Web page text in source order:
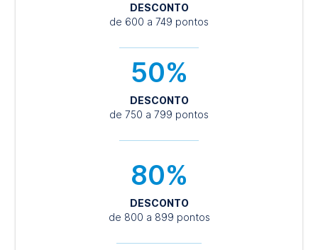
DESCONTO
de 600 a 749 pontos
50%
DESCONTO
de 750 a 799 pontos
80%
DESCONTO
de 800 a 899 pontos